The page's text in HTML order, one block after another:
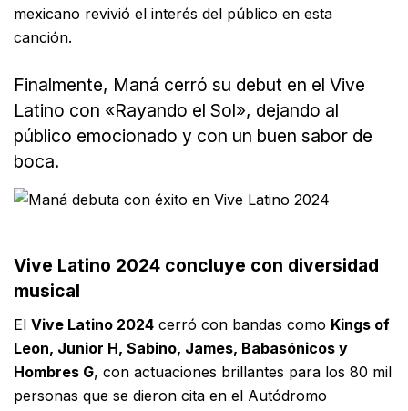
mexicano revivió el interés del público en esta
canción.
Finalmente, Maná cerró su debut en el Vive
Latino con «Rayando el Sol», dejando al
público emocionado y con un buen sabor de
boca.
Vive Latino 2024 concluye con diversidad
musical
El Vive Latino 2024 cerró con bandas como Kings of
Leon, Junior H, Sabino, James, Babasónicos y
Hombres G, con actuaciones brillantes para los 80 mil
personas que se dieron cita en el Autódromo